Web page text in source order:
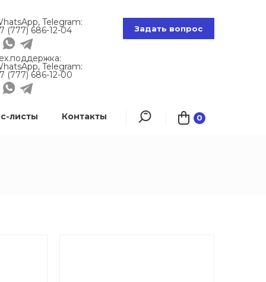
листы Контакты 0
Telegram:
(777) 686-12-04
Telegram:
(777) 686-12-00
Задать вопрос